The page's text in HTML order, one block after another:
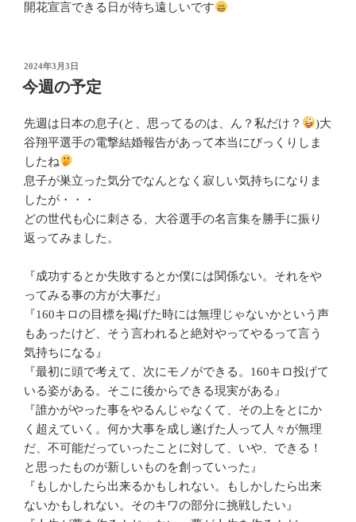
開花宣言できる日が待ち遠しいです
投
稿
日:
2024年3月3日
今週の予定
先週は日本の息子(と、思ってるのは、ん？私だけ？
)大
谷翔平選手の電撃結婚報告があって本当にびっくりしま
したね
息子が巣立った気分でなんとなく寂しい気持ちになりま
したが・・・
どの世代も心に刺さる、大谷選手の名言集を勝手に振り
返ってみました。
『成功するとか失敗するとか僕には関係ない。それをや
ってみる事の方が大事だ』
『160キロの目標を掲げた時には無理じゃないかという声
もあったけど、そう言われると絶対やってやるって言う
気持ちになる』
『最初に頭で考えて、次にモノができる。160キロ投げて
いる姿がある。そこに後からできる現実がある』
『誰かがやった事をやるんじゃなくて、その上をとにか
く超えていく。何か大事を成し遂げた人って人々が無理
だ、不可能だっていったことに対して、いや、できる！
と思ったものが新しいものを創っていった』
『もしかしたら出来るかもしれない。もしかしたら出来
ないかもしれない。そのキワの部分に挑戦したい』